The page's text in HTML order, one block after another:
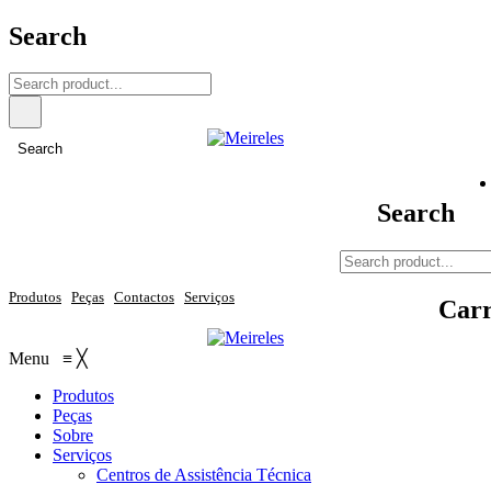
Search
Search
Produtos Peças Contactos Serviços
Search
Menu ≡ ╳
Produtos
Peças
Sobre
Serviços
Centros de Assistência Técnica